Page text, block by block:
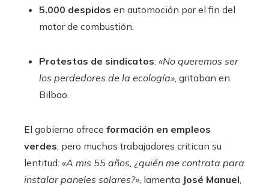
5.000 despidos en automoción por el fin del
motor de combustión.
Protestas de sindicatos: «No queremos ser
los perdedores de la ecología», gritaban en
Bilbao.
El gobierno ofrece formación en empleos
verdes, pero muchos trabajadores critican su
lentitud: «A mis 55 años, ¿quién me contrata para
instalar paneles solares?», lamenta José Manuel,